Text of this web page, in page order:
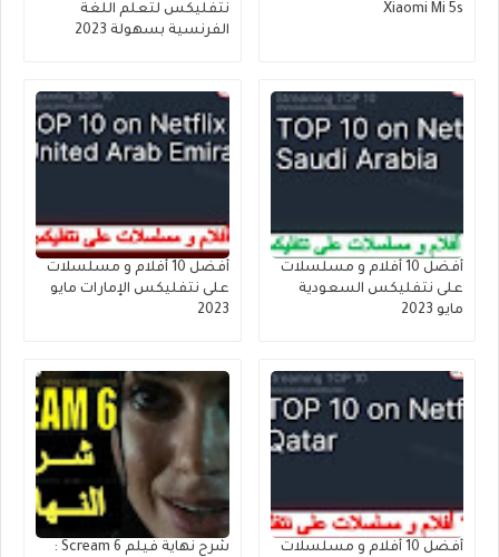
Xiaomi Mi 5s
نتفليكس لتعلم اللغة
الفرنسية بسهولة 2023
أفضل 10 أفلام و مسلسلات
على نتفليكس السعودية
مايو 2023
أفضل 10 أفلام و مسلسلات
على نتفليكس الإمارات مايو
2023
أفضل 10 أفلام و مسلسلات
شرح نهاية فيلم Scream 6 :